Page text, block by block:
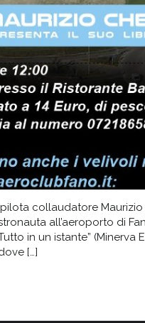
collaudatore
all’aeroporto di
in un istante” (Minerva
[…]